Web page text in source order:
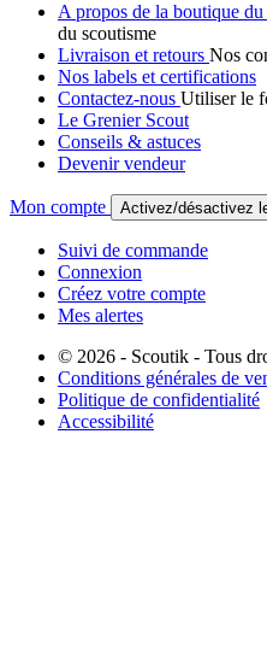
A propos de la boutique du
du scoutisme
Livraison et retours Nos
Nos labels et certifications
Contactez-nous Utiliser le
Le Grenier Scout
Conseils & astuces
Devenir vendeur
Mon compte Activez/désactivez
Suivi de commande
Connexion
Créez votre compte
Mes alertes
© 2026 - Scoutik - Tous
Conditions générales de
Politique de confidentialité
Accessibilité